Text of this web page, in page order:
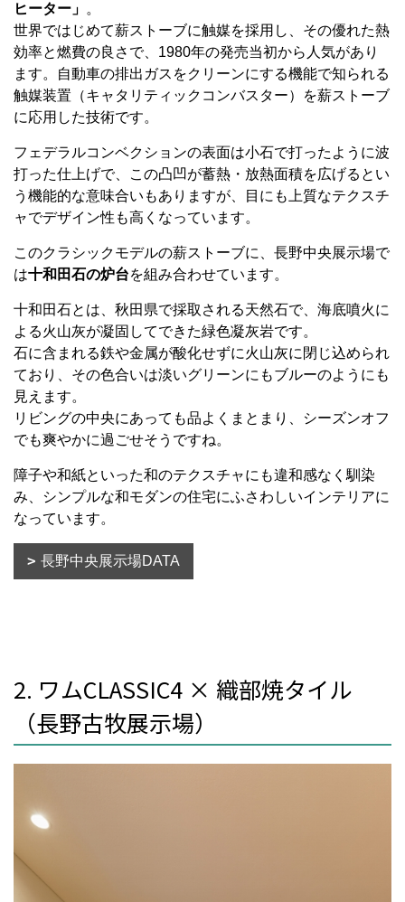
ヒーター」 。
世界ではじめて薪ストーブに触媒を採用し、その優れた熱
効率と燃費の良さで、1980年の発売当初から人気があり
ます。自動車の排出ガスをクリーンにする機能で知られる
触媒装置（キャタリティックコンバスター）を薪ストーブ
に応用した技術です。
フェデラルコンベクションの表面は小石で打ったように波
打った仕上げで、この凸凹が蓄熱・放熱面積を広げるとい
う機能的な意味合いもありますが、目にも上質なテクスチ
ャでデザイン性も高くなっています。
このクラシックモデルの薪ストーブに、長野中央展示場で
は十和田石の炉台を組み合わせています。
十和田石とは、秋田県で採取される天然石で、海底噴火に
よる火山灰が凝固してできた緑色凝灰岩です。
石に含まれる鉄や金属が酸化せずに火山灰に閉じ込められ
ており、その色合いは淡いグリーンにもブルーのようにも
見えます。
リビングの中央にあっても品よくまとまり、シーズンオフ
でも爽やかに過ごせそうですね。
障子や和紙といった和のテクスチャにも違和感なく馴染
み、シンプルな和モダンの住宅にふさわしいインテリアに
なっています。
長野中央展示場DATA
2. ワムCLASSIC4 × 織部焼タイル
（長野古牧展示場）